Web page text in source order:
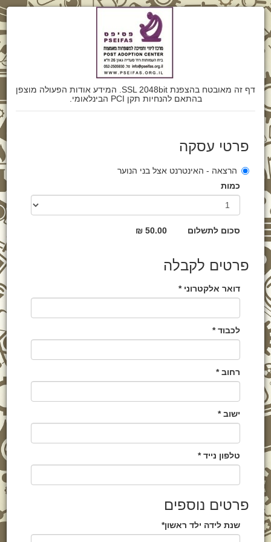
דף זה מאובטח בהצפנת SSL 2048bit. המידע אודות הפעולה מוצפן
בהתאם להנחיות תקן PCI הבינלאומי.
פרטי עסקה
הרצאה - האינטרנט אצל בני הנוער
כמות
סכום לתשלום 50.00 ₪
פרטים לקבלה
דואר אלקטרוני *
לכבוד *
רחוב *
ישוב *
טלפון נייד *
פרטים נוספים
שנת לידה ילד ראשון*